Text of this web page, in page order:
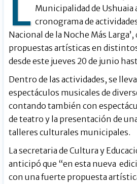
Municipalidad de Ushuaia
cronograma de
Nacional de la Noche Más
propuestas artísticas en
desde este jueves 20 de junio
Dentro de las actividades, se
espectáculos musicales de
contando también con
de teatro y la presentación de
talleres culturales municipales.
La secretaria de Cultura y
anticipó que “en esta nueva
con una fuerte propuesta